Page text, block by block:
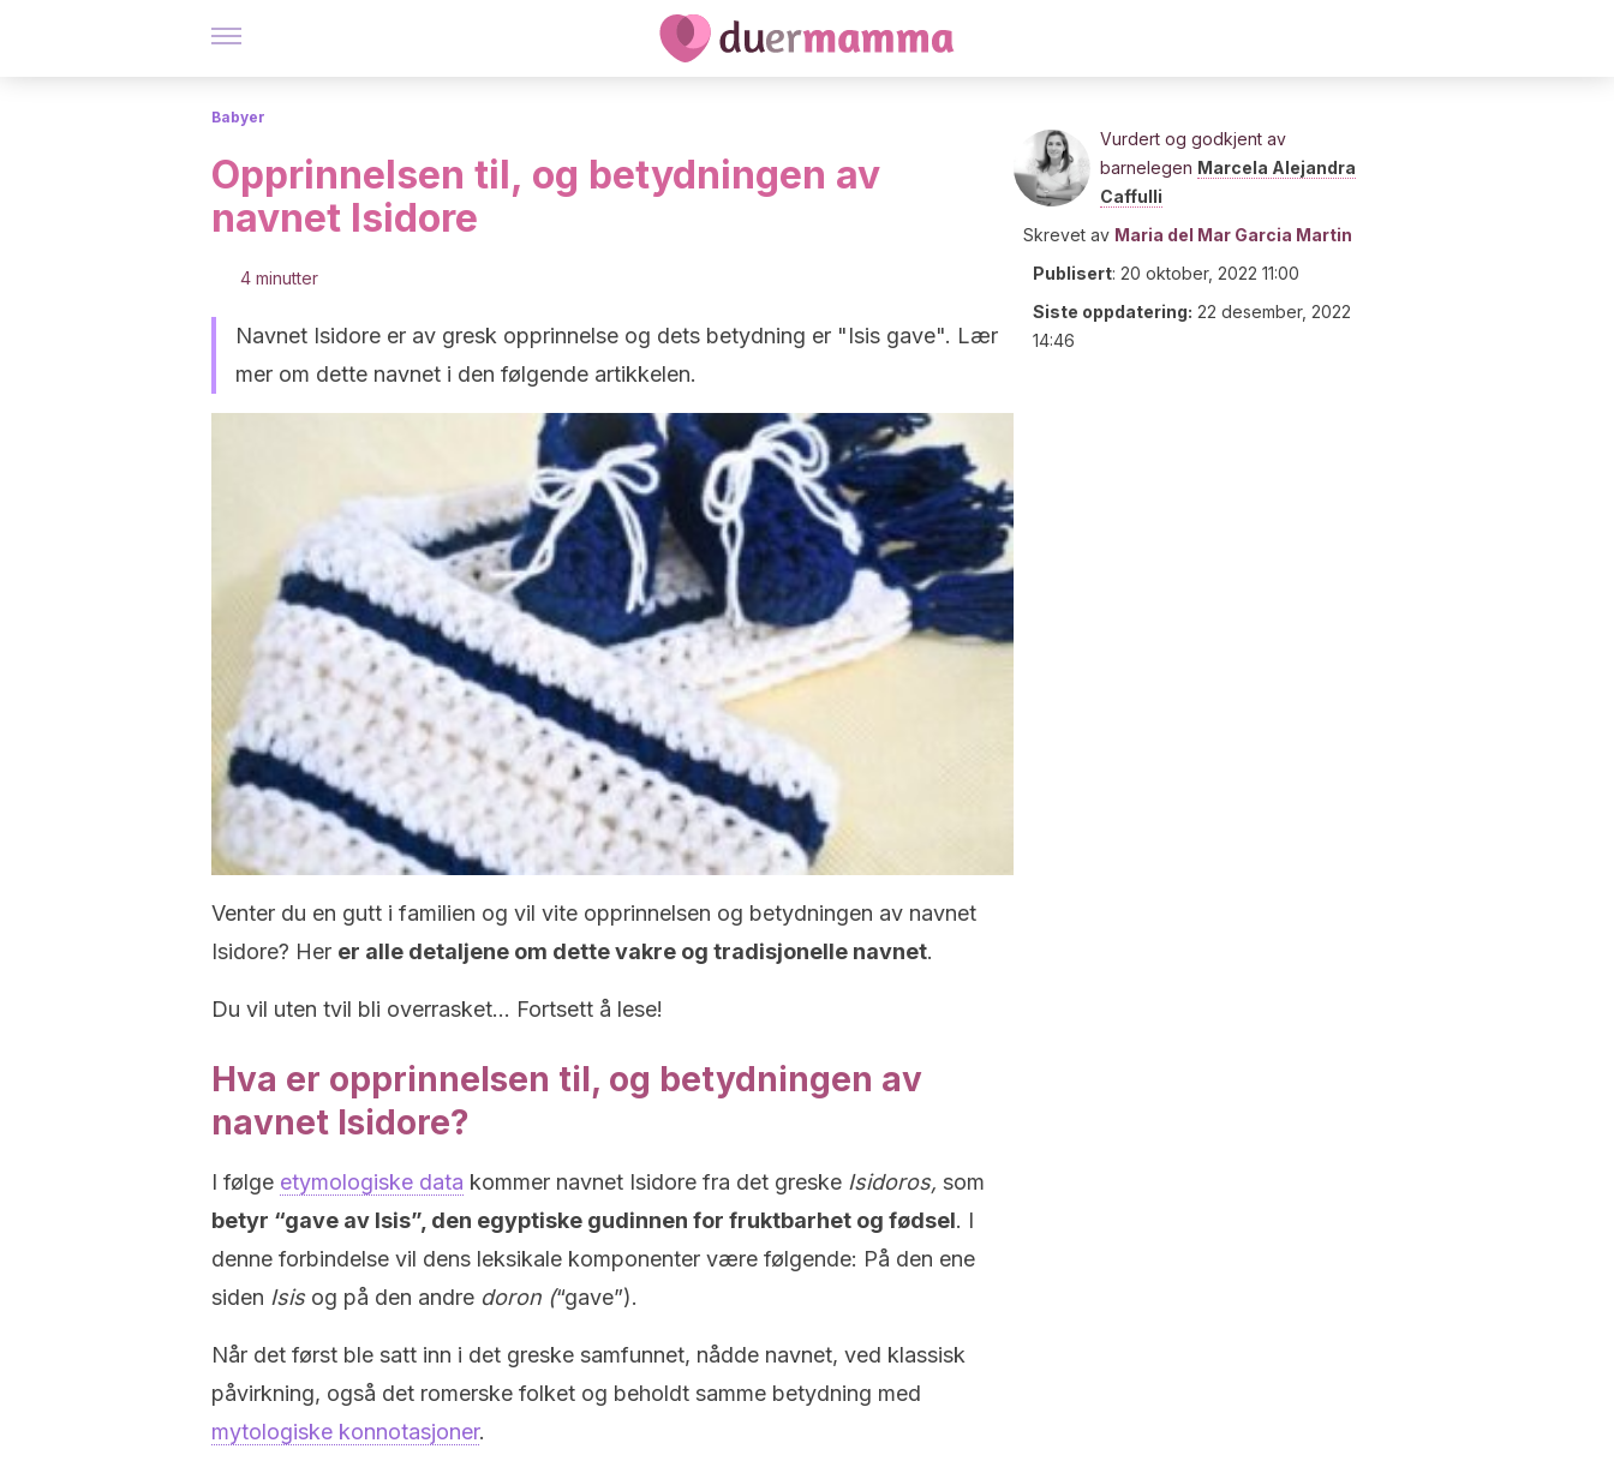
Babyer
Opprinnelsen til, og betydningen av
navnet Isidore
4 minutter
Navnet Isidore er av gresk opprinnelse og dets betydning er "Isis gave". Lær
mer om dette navnet i den følgende artikkelen.
Venter du en gutt i familien og vil vite opprinnelsen og betydningen av navnet
Isidore? Her er alle detaljene om dette vakre og tradisjonelle navnet.
Du vil uten tvil bli overrasket… Fortsett å lese!
Hva er opprinnelsen til, og betydningen av
navnet Isidore?
I følge etymologiske data kommer navnet Isidore fra det greske Isidoros, som
betyr “gave av Isis”, den egyptiske gudinnen for fruktbarhet og fødsel. I
denne forbindelse vil dens leksikale komponenter være følgende: På den ene
siden Isisog på den andre doron (“gave”).
Når det først ble satt inn i det greske samfunnet, nådde navnet, ved klassisk
påvirkning, også det romerske folket og beholdt samme betydning med
mytologiske konnotasjoner.
Vurdert og godkjent av
barnelegen Marcela Alejandra
Caffulli
Skrevet av Maria del Mar Garcia Martin
Publisert: 20 oktober, 2022 11:00
Siste oppdatering: 22 desember, 2022
14:46